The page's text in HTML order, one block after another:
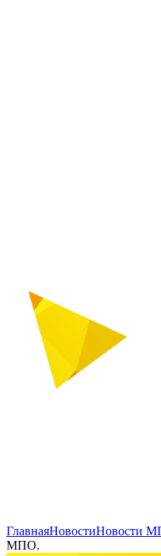
ГлавнаяНовостиНовости
МПО.